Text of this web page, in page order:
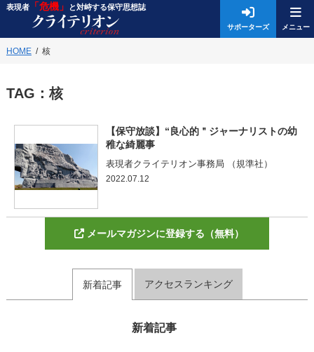
表現者「危機」 と対峙する保守思想誌
サポーターズ
HOME 核
TAG：核
【保守放談】“良心的＂ジャーナリストの幼
稚な綺麗事
表現者クライテリオン事務局 （規準社）
2022.07.12
メールマガジンに登録する（無料）
新着記事 アクセスランキング
新着記事